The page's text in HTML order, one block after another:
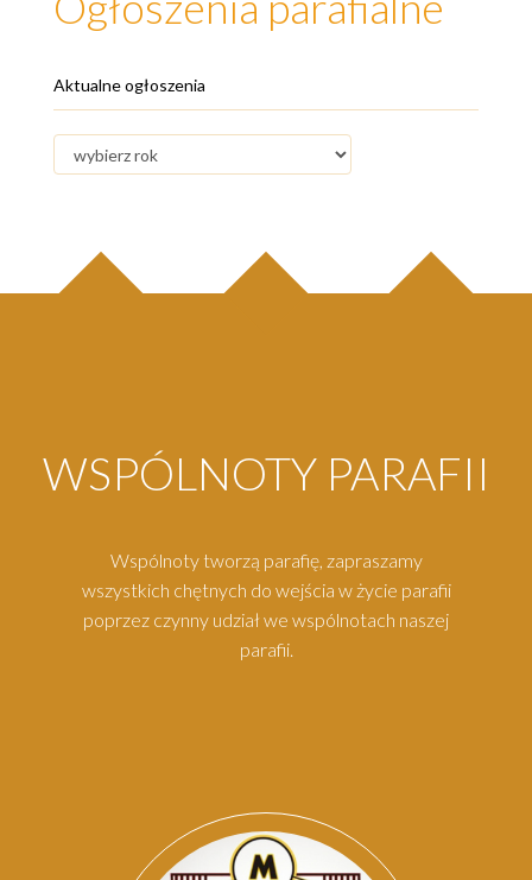
Aktualne ogłoszenia
WSPÓLNOTY PARAFII
Wspólnoty tworzą parafię, zapraszamy
wszystkich chętnych do wejścia w życie parafii
poprzez czynny udział we wspólnotach naszej
parafii.